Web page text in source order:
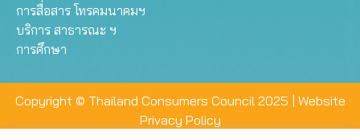
การสื่อสาร โทรคมนาคมฯ
บริการ สาธารณะ ฯ
การศึกษา
Copyright © Thailand Consumers Council 2025 | Website
Privacy Policy